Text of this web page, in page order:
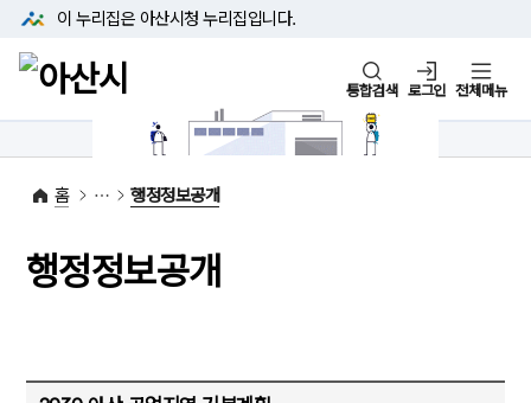
본문 바로가기
메뉴 바로가기
이 누리집은 아산시청 누리집입니다.
통합검색 로그인 전체메뉴
대표전화(아산시 콜센터) 1422-42
홈 행정정보공개
행정정보공개